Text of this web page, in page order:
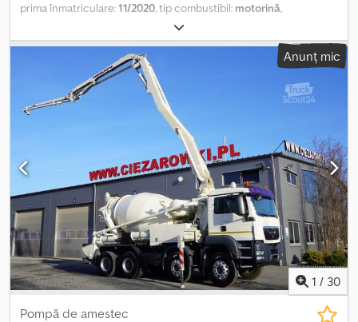
prima înmatriculare:11/2020, tip combustibil: motorină,
, combustibil:motorină
șofer:cabina de dormit, tip de angrenaj:automat, clasă de emisii:
, An de fabricație:2020
ABS, AdBlue, EBS (Sistem
de frânare electronic), aer condiționat, computer de bord,
filtru de particule, pilot automat de viteză, program electronic
de stabilitate (ESP), închidere centralizată
accesorii = - Suspensie pneumatică - Filtru de particule - Cabină
de dormit - Cutie de scule = Observații = 3 unități pe stoc: MAN
TGL 12.250 2020 11/2020 Camion alb WMAN14ZZ7MY418917
584.782 km MAN TGL 12.250 2020 11/2020 Camion alb
WMAN14ZZ6MY418987 599.208 km MAN TGL 12.250 2020 11/2020
Camion alb WMAN14ZZ3MY418901 638.067 km = Informații
suplimentare = Crsdpfx Aieyizumokjf Axă față: direcțională
Capacitate cilindrică motor: 6.871 cc Greutate proprie: 6.400 kg
Sarcină utilă: 5.590 kg MMA: 11.990 kg ITP (Inspecție Tehnică
Periodică): valabilă până la 11.2026
Anunț mic
1 / 30
Pompă de amestec